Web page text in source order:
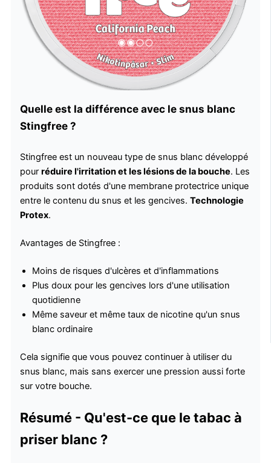
Quelle est la différence avec le snus blanc
Stingfree ?
Stingfree est un nouveau type de snus blanc développé
pour réduire l'irritation et les lésions de la bouche. Les
produits sont dotés d'une membrane protectrice unique
entre le contenu du snus et les gencives. Technologie
Protex.
Avantages de Stingfree :
Moins de risques d'ulcères et d'inflammations
Plus doux pour les gencives lors d'une utilisation
quotidienne
Même saveur et même taux de nicotine qu'un snus
blanc ordinaire
Cela signifie que vous pouvez continuer à utiliser du
snus blanc, mais sans exercer une pression aussi forte
sur votre bouche.
Résumé - Qu'est-ce que le tabac à
priser blanc ?